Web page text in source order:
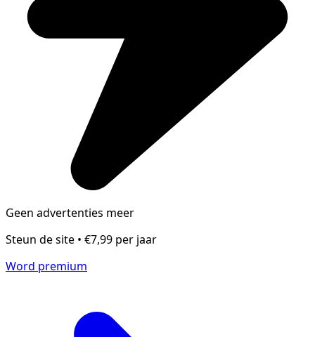
Geen advertenties meer
Steun de site • €7,99 per jaar
Word premium